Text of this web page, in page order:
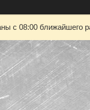
с 08:00 ближайшего